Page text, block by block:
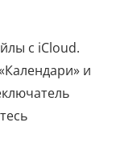
с iCloud.
и